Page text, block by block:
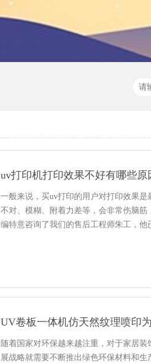
uv打印机打印效果不好有哪些原
一般来说，买uv打印的用户对打印效果
不对、模糊、附着力差等，会非常伤脑
编特意咨询了我们的售后工程师朱工，
UV卷板一体机仿天然纹理喷印
随着国家对环保越来越注重，对于家居
展战略就需要不断推出绿色环保材料和